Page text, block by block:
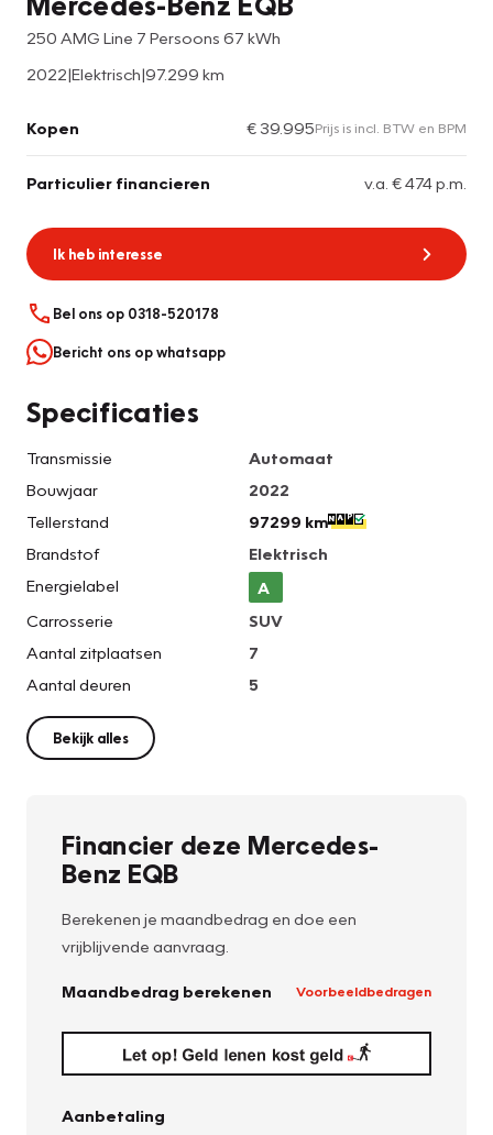
250 AMG Line 7 Persoons 67 kWh
2022|Elektrisch|97.299 km
Kopen € 39.995Prijs is incl. BTW en BPM
Particulier financieren v.a. € 474 p.m.
Ik heb interesse
Bel ons op 0318-520178
Bericht ons op whatsapp
Specificaties
Transmissie
Automaat
Bouwjaar
2022
Tellerstand
97299 km
Brandstof
Elektrisch
Energielabel
A
Carrosserie
SUV
Aantal zitplaatsen
7
Aantal deuren
5
Bekijk alles
Financier deze Mercedes-
Benz EQB
Berekenen je maandbedrag en doe een
vrijblijvende aanvraag.
Maandbedrag berekenen Voorbeeldbedragen
Aanbetaling